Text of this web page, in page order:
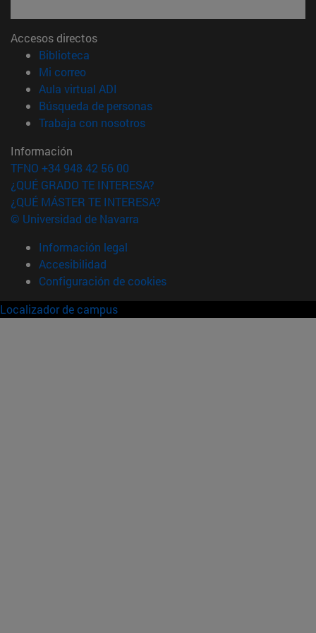
Accesos directos
Biblioteca
Mi correo(abre en nueva ventana)
Aula virtual ADI
Búsqueda de personas(abre en nueva ventana)
Trabaja con nosotros(abre en nueva ventana)
Información
TFNO +34 948 42 56 00
¿QUÉ GRADO TE INTERESA?
¿QUÉ MÁSTER TE INTERESA?
© Universidad de Navarra
Información legal
Accesibilidad
Configuración de cookies
Localizador de campus